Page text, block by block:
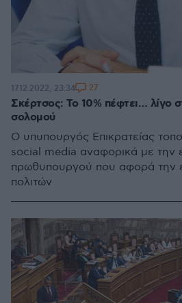
Σκέρτσος: Το 10% πέφτει… λίγο
σολομού
Ο υπυπουργός Επικρατείας
social media αναφορικά με την
πρωθυπουργού που αφορά την
πολιτών
17.12.2022, 23:34 27